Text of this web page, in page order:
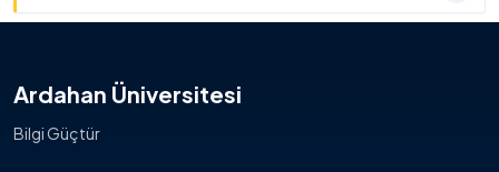
Ardahan Üniversitesi
Bilgi Güçtür